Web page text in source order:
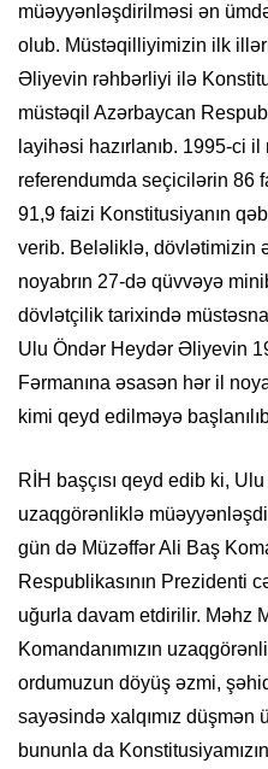
müəyyənləşdirilməsi ən
olub. Müstəqilliyimizin ilk
Əliyevin rəhbərliyi ilə
müstəqil Azərbaycan
layihəsi hazırlanıb. 1995-ci
referendumda seçicilərin 86
91,9 faizi Konstitusiyanın
verib. Beləliklə, dövlətimizin
noyabrın 27-də qüvvəyə
dövlətçilik tarixində
Ulu Öndər Heydər Əliyevin
Fərmanına əsasən hər il
kimi qeyd edilməyə
RİH başçısı qeyd edib ki,
uzaqgörənliklə
gün də Müzəffər Ali Baş
Respublikasının Prezidenti
uğurla davam etdirilir. Məhz
Komandanımızın
ordumuzun döyüş əzmi,
sayəsində xalqımız
bununla da